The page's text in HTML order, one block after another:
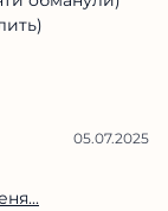
05.07.2025